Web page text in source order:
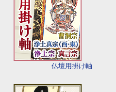
仏壇用掛け軸